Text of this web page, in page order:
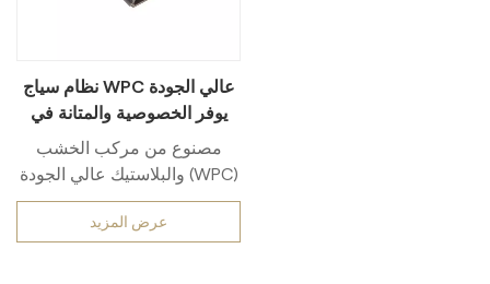
نظام سياج WPC عالي الجودة
يوفر الخصوصية والمتانة في
جميع الأحوال الجوية
مصنوع من مركب الخشب
والبلاستيك عالي الجودة (WPC)
نقدم نظام سياج WPC الفاخر
الخاص بنا: مصمم لأولئك الذين
عرض المزيد